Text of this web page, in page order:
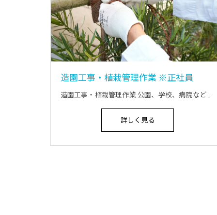
造園工事・植栽管理作業 ※正社員
造園工事・植栽管理作業 公園、学校、病院などの公共施設や商業施設、道路維持管理などの外部のグリーンメンテナンスや樹木、草花の植え替え作業 主なエリアは新宿から府中 東京都内神奈川県及び関東全域 資格助成金制度あり 作業着支給制度あり 作業着は主にカーゴパンツ等の服装で作業に適したものであればOKです
詳しく見る